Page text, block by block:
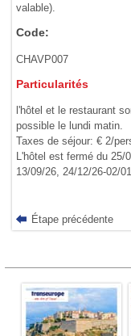
valable).
Code:
CHAVP007
Particularités
l'hôtel et le restaurant
possible le lundi matin.
Taxes de séjour: € 2/
L'hôtel est fermé du 25/
13/09/26, 24/12/26-02/
Étape précédente